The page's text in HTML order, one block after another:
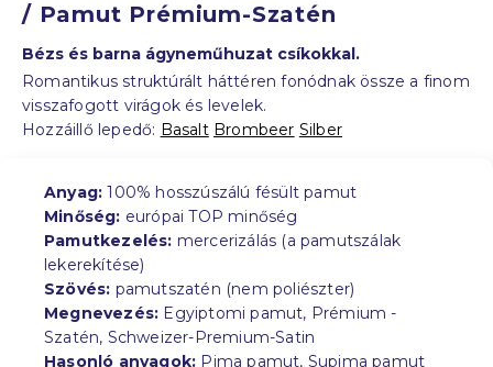
/ Pamut Prémium-Szatén
Bézs és barna ágyneműhuzat csíkokkal.
Romantikus struktúrált háttéren fonódnak össze a finom
visszafogott virágok és levelek.
Hozzáillő lepedő: Basalt Brombeer Silber
Anyag: 100% hosszúszálú fésült pamut
Minőség: európai TOP minőség
Pamutkezelés: mercerizálás (a pamutszálak
lekerekítése)
Szövés: pamutszatén (nem poliészter)
Megnevezés: Egyiptomi pamut, Prémium -
Szatén, Schweizer-Premium-Satin
Hasonló anyagok: Pima pamut, Supima pamut